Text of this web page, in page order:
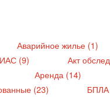
Аварийное жилье (1)
(9) Акт
Аренда (14)
(23) БПЛА